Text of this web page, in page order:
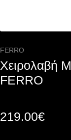
FERRO
Χειρολαβή
FERRO
219.00€